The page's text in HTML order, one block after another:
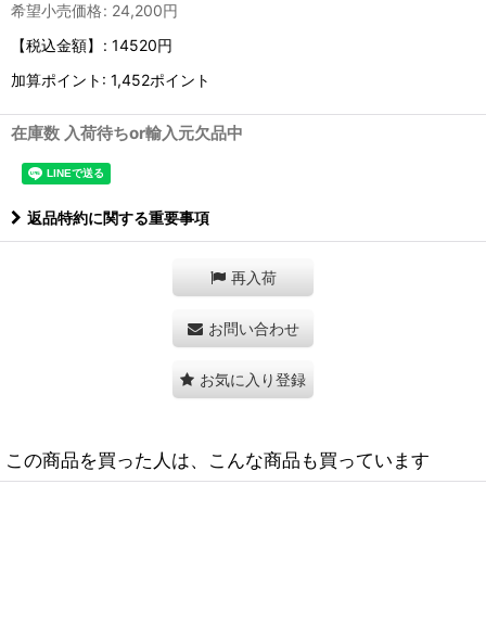
希望小売価格: 24,200円
【税込金額】
: 14520円
加算ポイント: 1,452ポイント
在庫数 入荷待ちor輸入元欠品中
返品特約に関する重要事項
再入荷
お問い合わせ
お気に入り登録
この商品を買った人は、こんな商品も買っています